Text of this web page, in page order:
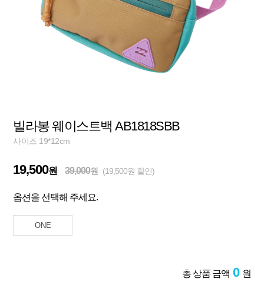
빌라봉 웨이스트백 AB1818SBB
사이즈 19*12cm
19,500원 39,000원 (19,500원 할인)
옵션을 선택해 주세요.
ONE
총 상품 금액 0 원